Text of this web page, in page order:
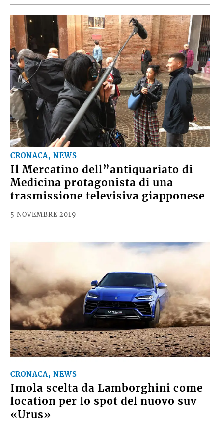
CRONACA, NEWS
Il Mercatino dell”antiquariato di
Medicina protagonista di una
trasmissione televisiva giapponese
5 NOVEMBRE 2019
CRONACA, NEWS
Imola scelta da Lamborghini come
location per lo spot del nuovo suv
«Urus»